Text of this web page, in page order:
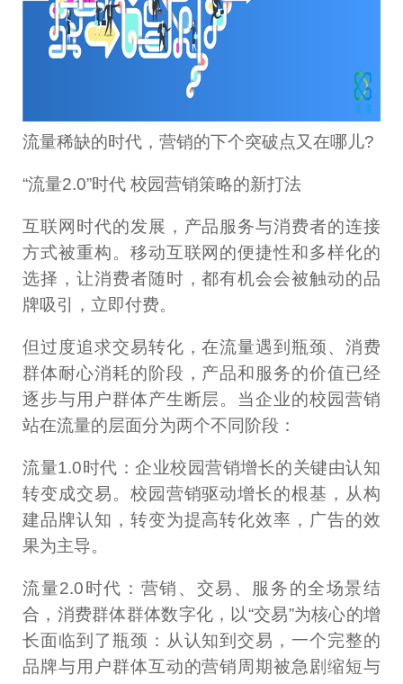
流量稀缺的时代，营销的下个突破点又在哪儿?
“流量2.0”时代 校园营销策略的新打法
互联网时代的发展，产品服务与消费者的连接
方式被重构。移动互联网的便捷性和多样化的
选择，让消费者随时，都有机会会被触动的品
牌吸引，立即付费。
但过度追求交易转化，在流量遇到瓶颈、消费
群体耐心消耗的阶段，产品和服务的价值已经
逐步与用户群体产生断层。当企业的校园营销
站在流量的层面分为两个不同阶段：
流量1.0时代：企业校园营销增长的关键由认知
转变成交易。校园营销驱动增长的根基，从构
建品牌认知，转变为提高转化效率，广告的效
果为主导。
流量2.0时代：营销、交易、服务的全场景结
合，消费群体群体数字化，以“交易”为核心的增
长面临到了瓶颈：从认知到交易，一个完整的
品牌与用户群体互动的营销周期被急剧缩短与